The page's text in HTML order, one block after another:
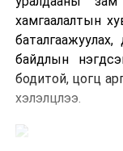
хамгаалалтын
байдлын
бодитой, цогц
хэлэлцлээ.